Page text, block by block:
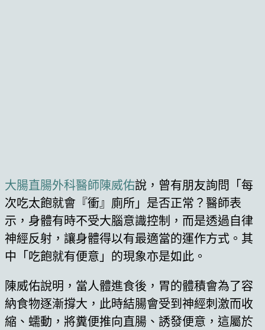
大腸直腸外科醫師陳威佑說，曾有朋友詢問「每
次吃太飽就會『衝』廁所」是否正常？醫師表
示，身體有時不受大腦意識控制，而是透過自律
神經反射，讓身體得以有最適當的運作方式。其
中「吃飽就有便意」的現象亦是如此。
陳威佑說明，當人體進食後，胃的體積會為了容
納食物逐漸撐大，此時結腸會受到神經刺激而收
縮、蠕動，將糞便推向直腸、誘發便意，這屬於